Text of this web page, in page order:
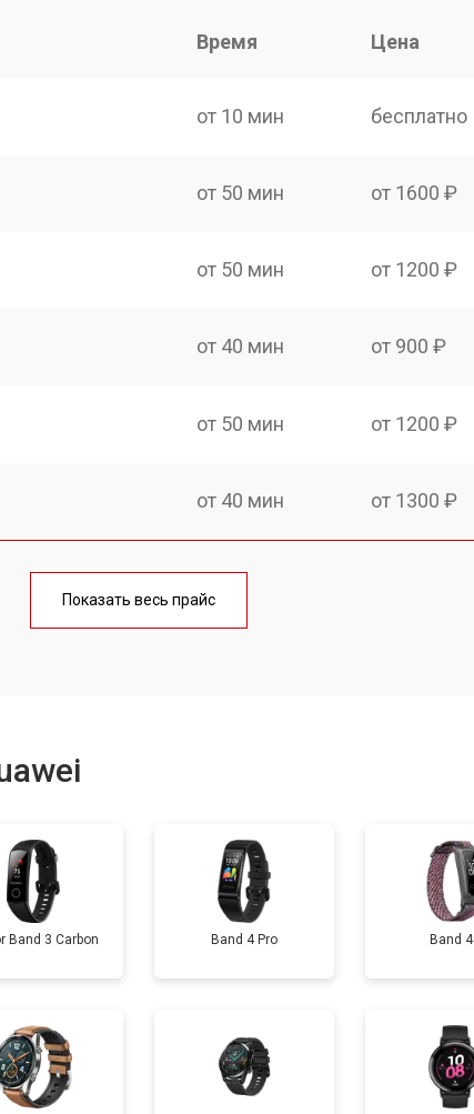
Время Цена
от 10 мин бесплатно
от 50 мин от 1600 ₽
от 50 мин от 1200 ₽
от 40 мин от 900 ₽
от 50 мин от 1200 ₽
от 40 мин от 1300 ₽
от 60 мин
от 60 мин от 1500 ₽
от 70 мин от 2000 ₽
Показать весь прайс
Band 3 Carbon Band 4 Pro Band